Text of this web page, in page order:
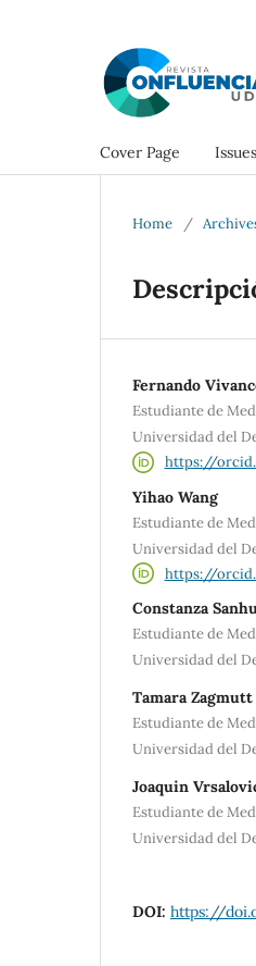
Cover Page Issues
Home /
Fernando
Estudiante de
Universidad del
https://
Yihao Wang
Estudiante de
Universidad del
https://
Constanza
Estudiante de
Universidad del
Tamara
Estudiante de
Universidad del
Joaquin
Estudiante de
Universidad del
DOI: https://